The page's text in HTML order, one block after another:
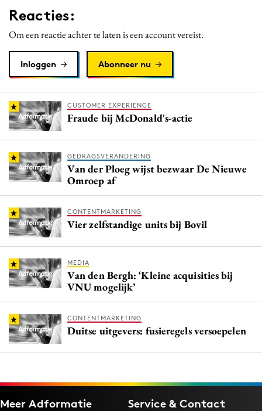
Merkstrategie
PR
Purpose Marketing
Reputatie & crisis
Reacties:
Om een reactie achter te laten is een account vereist.
Inloggen Abonneer nu
CUSTOMER EXPERIENCE
Fraude bij McDonald's-actie
GEDRAGSVERANDERING
Van der Ploeg wijst bezwaar De Nieuwe
Omroep af
CONTENTMARKETING
Vier zelfstandige units bij Bovil
MEDIA
Van den Bergh: ‘Kleine acquisities bij
VNU mogelijk’
CONTENTMARKETING
Duitse uitgevers: fusieregels versoepelen
Meer Adformatie Service & Contact